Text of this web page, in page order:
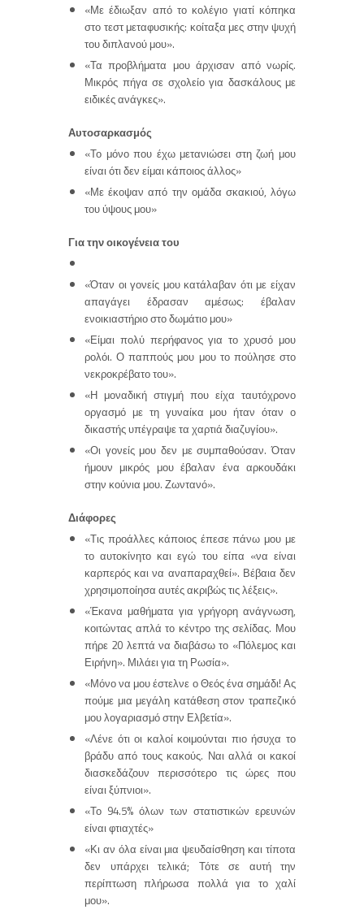
«Με έδιωξαν από το κολέγιο γιατί κόπηκα
στο τεστ μεταφυσικής: κοίταξα μες στην ψυχή
του διπλανού μου».
«Τα προβλήματα μου άρχισαν από νωρίς.
Μικρός πήγα σε σχολείο για δασκάλους με
ειδικές ανάγκες».
Αυτοσαρκασμός
«Το μόνο που έχω μετανιώσει στη ζωή μου
είναι ότι δεν είμαι κάποιος άλλος»
«Με έκοψαν από την ομάδα σκακιού, λόγω
του ύψους μου»
Για την οικογένεια του
«Όταν οι γονείς μου κατάλαβαν ότι με είχαν
απαγάγει έδρασαν αμέσως: έβαλαν
ενοικιαστήριο στο δωμάτιο μου»
«Είμαι πολύ περήφανος για το χρυσό μου
ρολόι. Ο παππούς μου μου το πούλησε στο
νεκροκρέβατο του».
«Η μοναδική στιγμή που είχα ταυτόχρονο
οργασμό με τη γυναίκα μου ήταν όταν ο
δικαστής υπέγραψε τα χαρτιά διαζυγίου».
«Οι γονείς μου δεν με συμπαθούσαν. Όταν
ήμουν μικρός μου έβαλαν ένα αρκουδάκι
στην κούνια μου. Ζωντανό».
Διάφορες
«Τις προάλλες κάποιος έπεσε πάνω μου με
το αυτοκίνητο και εγώ του είπα «να είναι
καρπερός και να αναπαραχθεί». Βέβαια δεν
χρησιμοποίησα αυτές ακριβώς τις λέξεις».
«Έκανα μαθήματα για γρήγορη ανάγνωση,
κοιτώντας απλά το κέντρο της σελίδας. Μου
πήρε 20 λεπτά να διαβάσω το «Πόλεμος και
Ειρήνη». Μιλάει για τη Ρωσία».
«Μόνο να μου έστελνε ο Θεός ένα σημάδι! Ας
πούμε μια μεγάλη κατάθεση στον τραπεζικό
μου λογαριασμό στην Ελβετία».
«Λένε ότι οι καλοί κοιμούνται πιο ήσυχα το
βράδυ από τους κακούς. Ναι αλλά οι κακοί
διασκεδάζουν περισσότερο τις ώρες που
είναι ξύπνιοι».
«Το 94.5% όλων των στατιστικών ερευνών
είναι φτιαχτές»
«Κι αν όλα είναι μια ψευδαίσθηση και τίποτα
δεν υπάρχει τελικά; Τότε σε αυτή την
περίπτωση πλήρωσα πολλά για το χαλί
μου».